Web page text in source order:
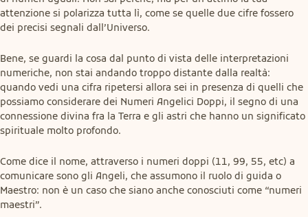
attenzione si polarizza tutta lì, come se quelle due cifre fossero
dei precisi segnali dall’Universo.
Bene, se guardi la cosa dal punto di vista delle interpretazioni
numeriche, non stai andando troppo distante dalla realtà:
quando vedi una cifra ripetersi allora sei in presenza di quelli che
possiamo considerare dei Numeri Angelici Doppi, il segno di una
connessione divina fra la Terra e gli astri che hanno un significato
spirituale molto profondo.
Come dice il nome, attraverso i numeri doppi (11, 99, 55, etc) a
comunicare sono gli Angeli, che assumono il ruolo di guida o
Maestro: non è un caso che siano anche conosciuti come “numeri
maestri”.